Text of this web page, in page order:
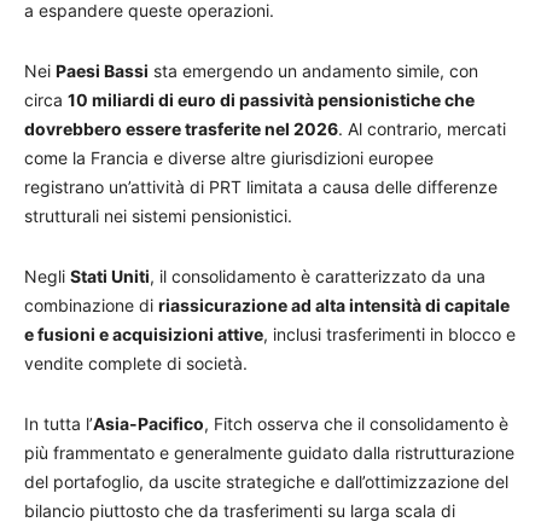
a espandere queste operazioni.
Nei Paesi Bassi sta emergendo un andamento simile, con
circa 10 miliardi di euro di passività pensionistiche che
dovrebbero essere trasferite nel 2026. Al contrario, mercati
come la Francia e diverse altre giurisdizioni europee
registrano un’attività di PRT limitata a causa delle differenze
strutturali nei sistemi pensionistici.
Negli Stati Uniti, il consolidamento è caratterizzato da una
combinazione di riassicurazione ad alta intensità di capitale
e fusioni e acquisizioni attive, inclusi trasferimenti in blocco e
vendite complete di società.
In tutta l’Asia-Pacifico, Fitch osserva che il consolidamento è
più frammentato e generalmente guidato dalla ristrutturazione
del portafoglio, da uscite strategiche e dall’ottimizzazione del
bilancio piuttosto che da trasferimenti su larga scala di